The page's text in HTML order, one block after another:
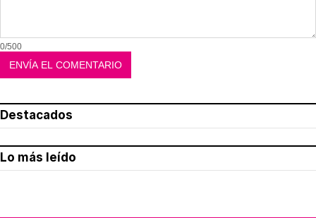
0/500
Destacados
Lo más leído